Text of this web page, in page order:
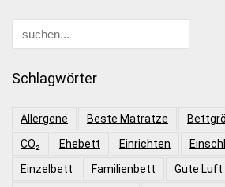
Schlagwörter
Allergene Beste Matratze
CO₂
Ehebett Einrichten
Einzelbett
Familienbett Gute Luft